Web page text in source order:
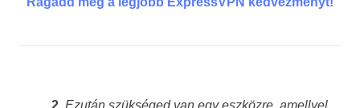
2. Ezután szükséged van egy eszközre, amellyel